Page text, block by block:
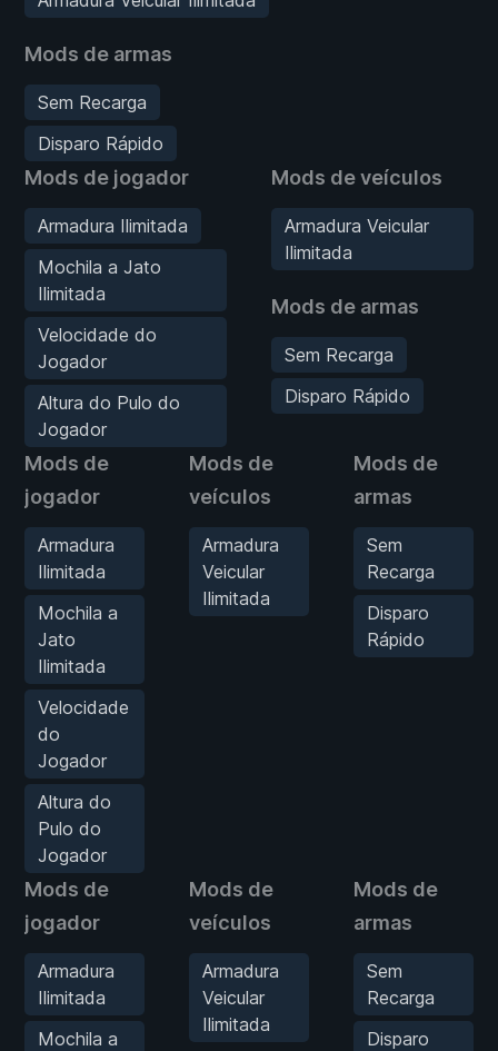
Mods de armas
Sem Recarga
Disparo Rápido
Mods de jogador
Armadura Ilimitada
Mochila a Jato
Ilimitada
Velocidade do
Jogador
Altura do Pulo do
Jogador
Mods de veículos
Armadura Veicular
Ilimitada
Mods de armas
Sem Recarga
Disparo Rápido
Mods de
jogador
Armadura
Ilimitada
Mochila a
Jato
Ilimitada
Velocidade
do
Jogador
Altura do
Pulo do
Jogador
Mods de
veículos
Armadura
Veicular
Ilimitada
Mods de
armas
Sem
Recarga
Disparo
Rápido
Mods de
jogador
Armadura
Ilimitada
Mochila a
Mods de
veículos
Armadura
Veicular
Ilimitada
Mods de
armas
Sem
Recarga
Disparo